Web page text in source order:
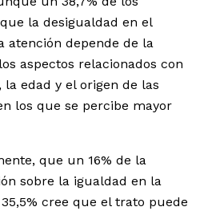
la desigualdad en el
atención depende de la
aspectos relacionados con
edad y el origen de las
los que se percibe mayor
que un 16% de la
sobre la igualdad en la
cree que el trato puede